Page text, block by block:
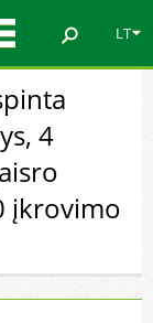
LT
4
įkrovimo